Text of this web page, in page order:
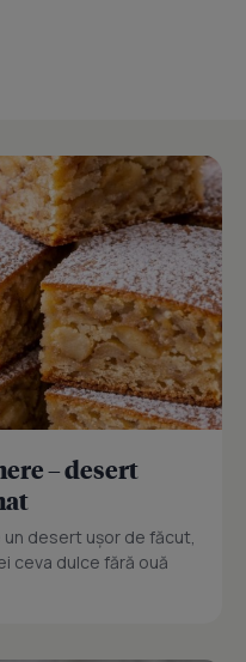
– desert
desert ușor de făcut,
ceva dulce fără ouă